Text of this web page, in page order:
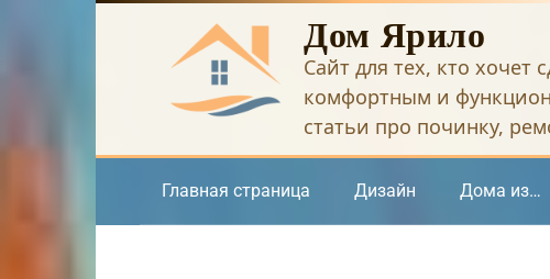
Дом Ярило
Сайт для тех, кто хочет
комфортным и
статьи про починку,
Главная страница Дизайн Дома из…